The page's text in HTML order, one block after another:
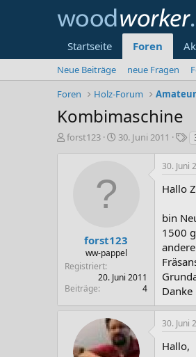
Startseite Foren
Neue Beiträge neue Fragen
Foren
Holz-Forum
Kombimaschine
E
forst123
E
a
m
30. Juni 2011
S
h
a
o
r
t
e
forst123
ww-pappel
Registriert
20. Juni 2011
Beiträge
4
30. Juni
Hallo
bin
1500
Danke
30. Juni
Hallo,